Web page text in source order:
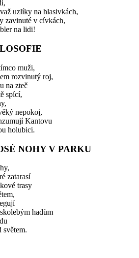
uzlíky na hlasivkách,
zavinuté v cívkách,
na lidi!
muži,
rozvinutý roj,
na zteč
spící,
nepokoj,
Kantovu
holubici.
NOHY V PARKU
zatarasí
trasy
hadům
světem.